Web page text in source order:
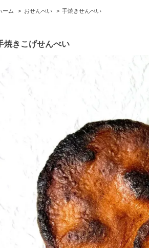
ーム > おせんべい > 手焼きせんべい
焼きこげせんべい